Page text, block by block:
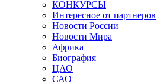
КОНКУРСЫ
Интересное от партнеров
Новости России
Новости Мира
Африка
Биография
ЦАО
САО